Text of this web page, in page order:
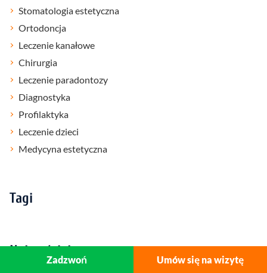
Stomatologia estetyczna
Ortodoncja
Leczenie kanałowe
Chirurgia
Leczenie paradontozy
Diagnostyka
Profilaktyka
Leczenie dzieci
Medycyna estetyczna
Tagi
Najczęściej czytane
Zadzwoń Umów się na wizytę